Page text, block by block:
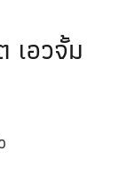
เอวจั้ม